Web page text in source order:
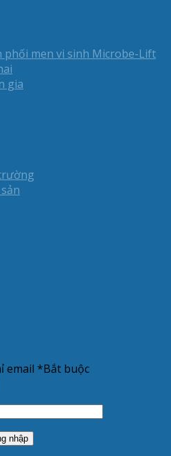
phối men vi sinh Microbe-Lift
gia
email *Bắt buộc
nhập